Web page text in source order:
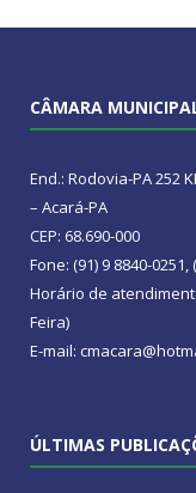
CÂMARA
End.: Rodovia-PA 252
– Acará-PA
CEP: 68.690-000
Fone: (91) 9 8840-0251,
Horário de
Feira)
E-mail:
ÚLTIMAS